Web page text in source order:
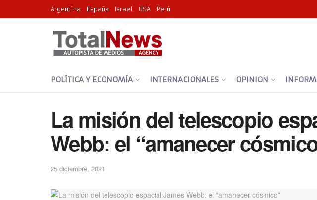
Argentina España Israel USA Perú
POLÍTICA Y ECONOMÍA INTERNACIONALES OPINION
La misión del telescopio
Webb: el “amanecer
25 diciembre, 2021